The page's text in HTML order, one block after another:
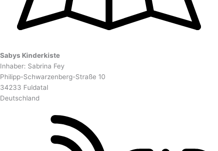
Sabys Kinderkiste
Inhaber: Sabrina Fey
Philipp-Schwarzenberg-Straße 10
34233 Fuldatal
Deutschland